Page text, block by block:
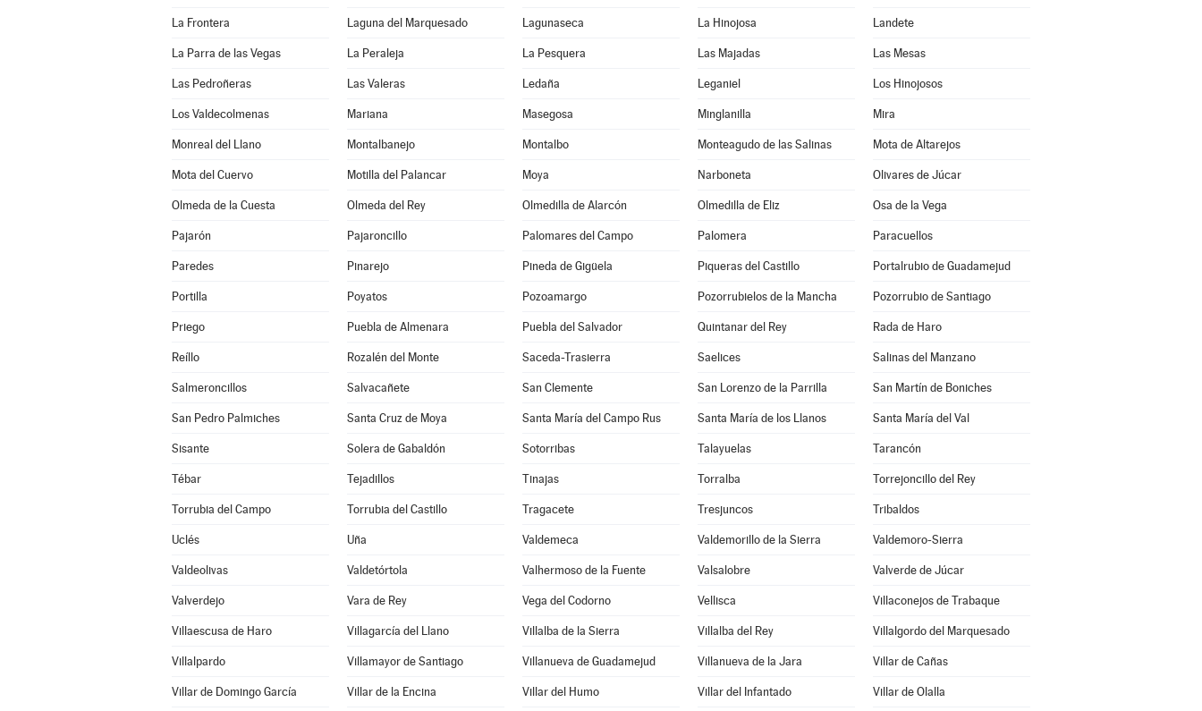
La Frontera Laguna del Marquesado Lagunaseca La Hinojosa Landete
La Parra de las Vegas La Peraleja La Pesquera Las Majadas Las Mesas
Las Pedroñeras Las Valeras Ledaña Leganiel Los Hinojosos
Los Valdecolmenas Mariana Masegosa Minglanilla Mira
Monreal del Llano Montalbanejo Montalbo Monteagudo de las Salinas Mota de Altarejos
Mota del Cuervo Motilla del Palancar Moya Narboneta Olivares de Júcar
Olmeda de la Cuesta Olmeda del Rey Olmedilla de Alarcón Olmedilla de Eliz Osa de la Vega
Pajarón Pajaroncillo Palomares del Campo Palomera Paracuellos
Paredes Pinarejo Pineda de Gigüela Piqueras del Castillo Portalrubio de Guadamejud
Portilla Poyatos Pozoamargo Pozorrubielos de la Mancha Pozorrubio de Santiago
Priego Puebla de Almenara Puebla del Salvador Quintanar del Rey Rada de Haro
Reíllo Rozalén del Monte Saceda-Trasierra Saelices Salinas del Manzano
Salmeroncillos Salvacañete San Clemente San Lorenzo de la Parrilla San Martín de Boniches
San Pedro Palmiches Santa Cruz de Moya Santa María del Campo Rus Santa María de los Llanos Santa María del Val
Sisante Solera de Gabaldón Sotorribas Talayuelas Tarancón
Tébar Tejadillos Tinajas Torralba Torrejoncillo del Rey
Torrubia del Campo Torrubia del Castillo Tragacete Tresjuncos Tribaldos
Uclés Uña Valdemeca Valdemorillo de la Sierra Valdemoro-Sierra
Valdeolivas Valdetórtola Valhermoso de la Fuente Valsalobre Valverde de Júcar
Valverdejo Vara de Rey Vega del Codorno Vellisca Villaconejos de Trabaque
Villaescusa de Haro Villagarcía del Llano Villalba de la Sierra Villalba del Rey Villalgordo del Marquesado
Villalpardo Villamayor de Santiago Villanueva de Guadamejud Villanueva de la Jara Villar de Cañas
Villar de Domingo García Villar de la Encina Villar del Humo Villar del Infantado Villar de Olalla